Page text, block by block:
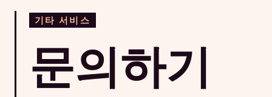
기타 서비스
문의하기